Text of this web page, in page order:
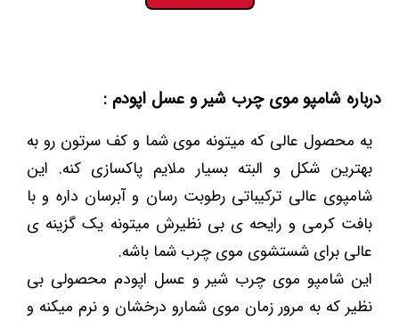
درباره شامپو موی چرب شیر و عسل اپودم :
یه محصول عالی که میتونه موی شما و کف سرتون رو به
بهترین شکل و البته بسیار ملایم پاکسازی کنه. این
شامپوی عالی ترکیباتی رطوبت رسان و آبرسان داره و با
بافت کرمی و رایحه ی بی نظیرش میتونه یک گزینه ی
عالی برای شستشوی موی چرب شما باشه.
این شامپو موی چرب شیر و عسل اپودم محصولی بی
نظیر که به مرور زمان موی شمارو درخشان و نرم میکنه و